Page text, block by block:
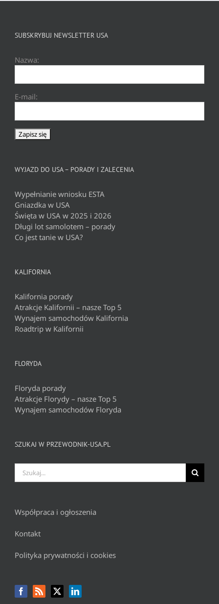
SUBSKRYBUJ NEWSLETTER USA
Nazwa:
E-mail:
WYJAZD DO USA – PORADY I ZALECENIA
Wypełnianie wniosku ESTA
Gniazdka w USA
Święta w USA w 2025 i 2026
Długi lot samolotem – porady
Co jest tanie w USA?
KALIFORNIA
Kalifornia porady
Atrakcje Kalifornii – nasze Top 5
Wynajem samochodów Kalifornia
Roadtrip w Kalifornii
FLORYDA
Floryda porady
Atrakcje Florydy – nasze Top 5
Wynajem samochodów Floryda
SZUKAJ W PRZEWODNIK-USA.PL
Szukaj
Współpraca i ogłoszenia
Kontakt
Polityka prywatności i cookies